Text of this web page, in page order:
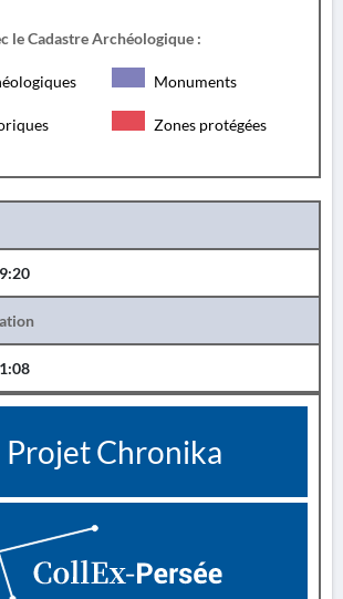
le Cadastre Archéologique :
Monuments
Zones protégées
Projet Chronika